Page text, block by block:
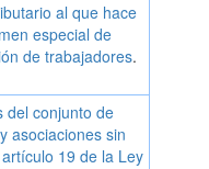
al que hace
especial de
de trabajadores.
del conjunto de
asociaciones sin
19 de la Ley